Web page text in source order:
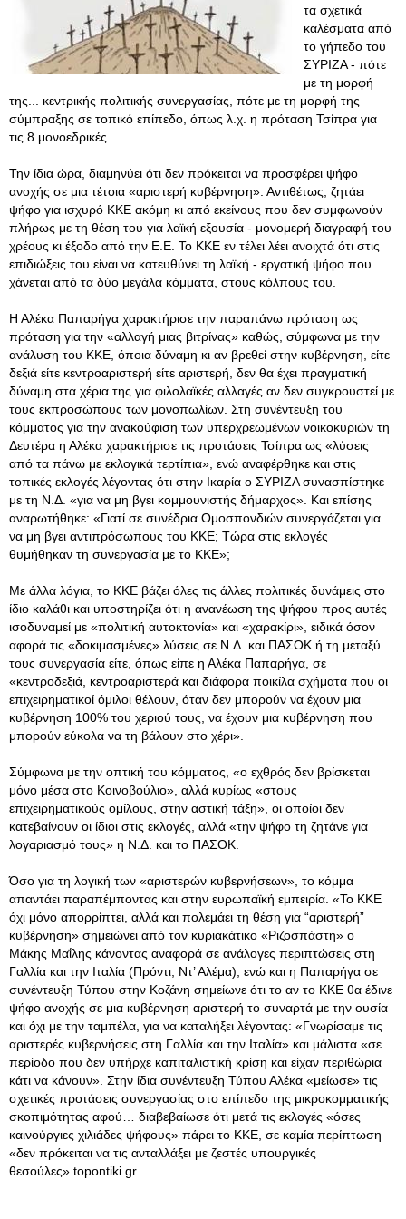
τα σχετικά
καλέσματα από
το γήπεδο του
ΣΥΡΙΖΑ - πότε
με τη μορφή
της... κεντρικής πολιτικής συνεργασίας, πότε με τη μορφή της
σύμπραξης σε τοπικό επίπεδο, όπως λ.χ. η πρόταση Τσίπρα για
τις 8 μονοεδρικές.
Την ίδια ώρα, διαμηνύει ότι δεν πρόκειται να προσφέρει ψήφο
ανοχής σε μια τέτοια «αριστερή κυβέρνηση». Αντιθέτως, ζητάει
ψήφο για ισχυρό ΚΚΕ ακόμη κι από εκείνους που δεν συμφωνούν
πλήρως με τη θέση του για λαϊκή εξουσία - μονομερή διαγραφή του
χρέους κι έξοδο από την Ε.Ε. Το ΚΚΕ εν τέλει λέει ανοιχτά ότι στις
επιδιώξεις του είναι να κατευθύνει τη λαϊκή - εργατική ψήφο που
χάνεται από τα δύο μεγάλα κόμματα, στους κόλπους του.
Η Αλέκα Παπαρήγα χαρακτήρισε την παραπάνω πρόταση ως
πρόταση για την «αλλαγή μιας βιτρίνας» καθώς, σύμφωνα με την
ανάλυση του ΚΚΕ, όποια δύναμη κι αν βρεθεί στην κυβέρνηση, είτε
δεξιά είτε κεντροαριστερή είτε αριστερή, δεν θα έχει πραγματική
δύναμη στα χέρια της για φιλολαϊκές αλλαγές αν δεν συγκρουστεί με
τους εκπροσώπους των μονοπωλίων . Στη συνέντευξη του
κόμματος για την ανακούφιση των υπερχρεωμένων νοικοκυριών τη
Δευτέρα η Αλέκα χαρακτήρισε τις προτάσεις Τσίπρα ως «λύσεις
από τα πάνω με εκλογικά τερτίπια», ενώ αναφέρθηκε και στις
τοπικές εκλογές λέγοντας ότι στην Ικαρία ο ΣΥΡΙΖΑ συνασπίστηκε
με τη Ν.Δ. «για να μη βγει κομμουνιστής δήμαρχος». Και επίσης
αναρωτήθηκε: «Γιατί σε συνέδρια Ομοσπονδιών συνεργάζεται για
να μη βγει αντιπρόσωπους του ΚΚΕ; Τώρα στις εκλογές
θυμήθηκαν τη συνεργασία με το ΚΚΕ»;
Με άλλα λόγια, το ΚΚΕ βάζει όλες τις άλλες πολιτικές δυνάμεις στο
ίδιο καλάθι και υποστηρίζει ότι η ανανέωση της ψήφου προς αυτές
ισοδυναμεί με «πολιτική αυτοκτονία» και «χαρακίρι», ειδικά όσον
αφορά τις «δοκιμασμένες» λύσεις σε Ν.Δ. και ΠΑΣΟΚ ή τη μεταξύ
τους συνεργασία είτε, όπως είπε η Αλέκα Παπαρήγα, σε
«κεντροδεξιά, κεντροαριστερά και διάφορα ποικίλα σχήματα που οι
επιχειρηματικοί όμιλοι θέλουν, όταν δεν μπορούν να έχουν μια
κυβέρνηση 100% του χεριού τους, να έχουν μια κυβέρνηση που
μπορούν εύκολα να τη βάλουν στο χέρι».
Σύμφωνα με την οπτική του κόμματος, «ο εχθρός δεν βρίσκεται
μόνο μέσα στο Κοινοβούλιο», αλλά κυρίως «στους
επιχειρηματικούς ομίλους, στην αστική τάξη», οι οποίοι δεν
κατεβαίνουν οι ίδιοι στις εκλογές, αλλά «την ψήφο τη ζητάνε για
λογαριασμό τους» η Ν.Δ. και το ΠΑΣΟΚ.
Όσο για τη λογική των «αριστερών κυβερνήσεων», το κόμμα
απαντάει παραπέμποντας και στην ευρωπαϊκή εμπειρία. «Το ΚΚΕ
όχι μόνο απορρίπτει, αλλά και πολεμάει τη θέση για “αριστερή”
κυβέρνηση» σημειώνει από τον κυριακάτικο «Ριζοσπάστη» ο
Μάκης Μαΐλης κάνοντας αναφορά σε ανάλογες περιπτώσεις στη
Γαλλία και την Ιταλία (Πρόντι, Ντ’ Αλέμα), ενώ και η Παπαρήγα σε
συνέντευξη Τύπου στην Κοζάνη σημείωνε ότι το αν το ΚΚΕ θα έδινε
ψήφο ανοχής σε μια κυβέρνηση αριστερή το συναρτά με την ουσία
και όχι με την ταμπέλα, για να καταλήξει λέγοντας: «Γνωρίσαμε τις
αριστερές κυβερνήσεις στη Γαλλία και την Ιταλία» και μάλιστα «σε
περίοδο που δεν υπήρχε καπιταλιστική κρίση και είχαν περιθώρια
κάτι να κάνουν». Στην ίδια συνέντευξη Τύπου Αλέκα «μείωσε» τις
σχετικές προτάσεις συνεργασίας στο επίπεδο της μικροκομματικής
σκοπιμότητας αφού… διαβεβαίωσε ότι μετά τις εκλογές «όσες
καινούργιες χιλιάδες ψήφους» πάρει το ΚΚΕ, σε καμία περίπτωση
«δεν πρόκειται να τις ανταλλάξει με ζεστές υπουργικές
θεσούλες».topontiki.gr